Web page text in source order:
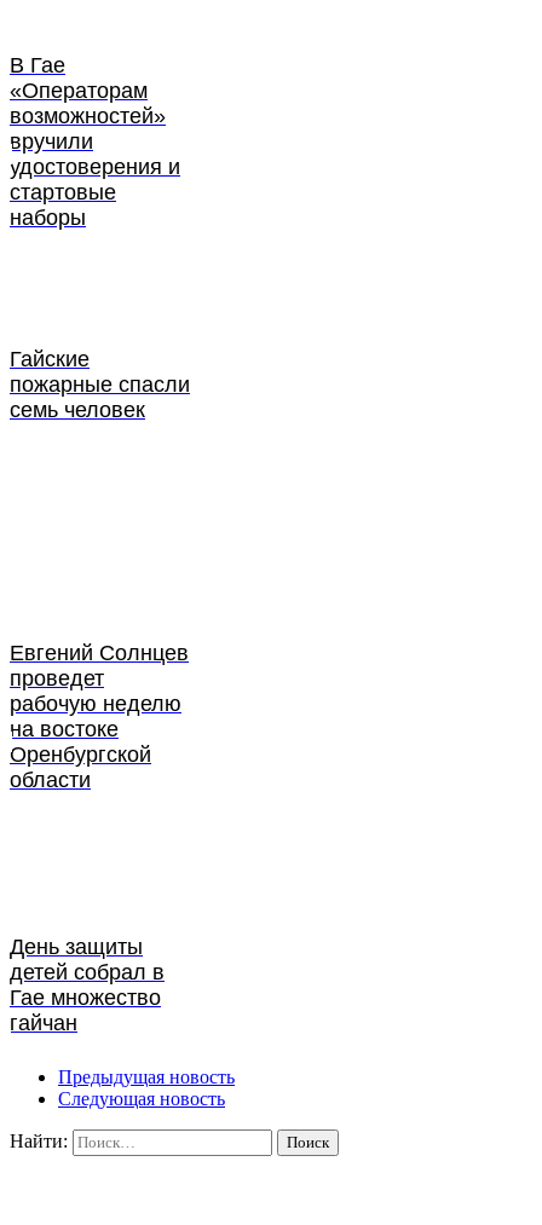
В Гае
«Операторам
возможностей»
вручили
удостоверения и
стартовые
наборы
Гайские
пожарные спасли
семь человек
Евгений Солнцев
проведет
рабочую неделю
на востоке
Оренбургской
области
День защиты
детей собрал в
Гае множество
гайчан
Предыдущая новость
Следующая новость
Найти: